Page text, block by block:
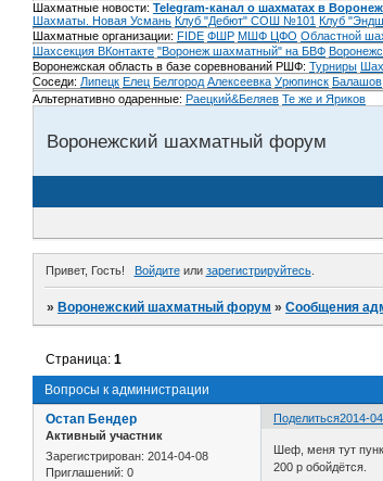
Шахматные новости: Telegram-канал о шахматах в
Шахматы. Новая Усмань Клуб "Дебют" СОШ №101 Клуб
Шахматные организации: FIDE ФШР МШФ ЦФО Областной
Шахсекция ВКонтакте "Воронеж шахматный" на БВФ
Воронежская область в базе соревнований РШФ: Турниры
Соседи: Липецк Елец Белгород Алексеевка Урюпинск Балашов
Альтернативно одаренные: Раецкий&Беляев Те же и Яриков
Воронежский шахматный форум
Привет, Гость! Войдитеили зарегистрируйтесь.
»Воронежский шахматный форум »Сообщения
Вопросы к администрации
Страница:1
Поделиться2014-
Остап Бендер
Активный участник
Зарегистрирован: 2014-04-08
Приглашений: 0
Шеф, меня тут
200 р обойдётся.